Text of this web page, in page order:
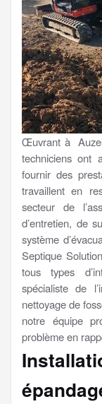
Œuvrant à
techniciens ont
fournir des
travaillent en
secteur de
d’entretien, de
système
Septique
tous types
spécialiste de
nettoyage de
notre équipe
problème en